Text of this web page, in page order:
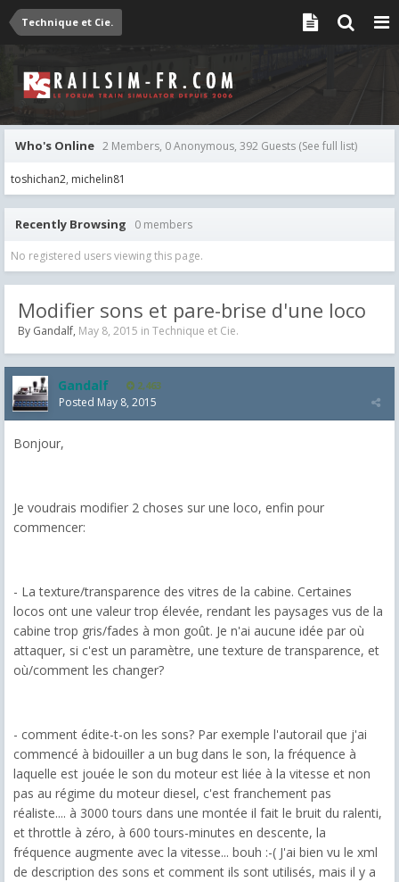
Technique et Cie.
Who's Online 2 Members, 0 Anonymous, 392 Guests (See full list)
toshichan2 michelin81
Recently Browsing 0 members
No registered users viewing this page.
Modifier sons et pare-brise d'une loco
By Gandalf, May 8, 2015 in Technique et Cie.
Gandalf 2,463
Posted May 8, 2015
Bonjour,
Je voudrais modifier 2 choses sur une loco, enfin pour
commencer:
- La texture/transparence des vitres de la cabine. Certaines
locos ont une valeur trop élevée, rendant les paysages vus de la
cabine trop gris/fades à mon goût. Je n'ai aucune idée par où
attaquer, si c'est un paramètre, une texture de transparence, et
où/comment les changer?
- comment édite-t-on les sons? Par exemple l'autorail que j'ai
commencé à bidouiller a un bug dans le son, la fréquence à
laquelle est jouée le son du moteur est liée à la vitesse et non
pas au régime du moteur diesel, c'est franchement pas
réaliste.... à 3000 tours dans une montée il fait le bruit du ralenti,
et throttle à zéro, à 600 tours-minutes en descente, la
fréquence augmente avec la vitesse... bouh :-( J'ai bien vu le xml
de description des sons et comment ils sont utilisés, mais il y a